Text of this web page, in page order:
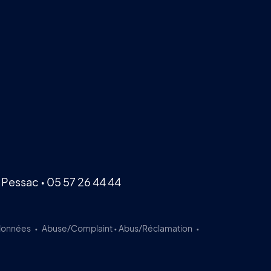
• 05 57 26 44 44
Abuse/Complaint • Abus/Réclamation